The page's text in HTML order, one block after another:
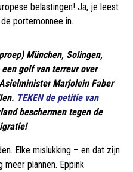
belastingen! Ja, je leest
portemonnee in.
München, Solingen,
golf van terreur over
Marjolein Faber
TEKEN de petitie van
beschermen tegen de
Elke mislukking – en dat zijn
plannen. Eppink